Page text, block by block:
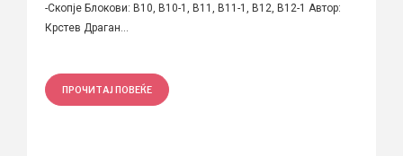
-Скопје Блокови: В10, В10-1, В11, В11-1, В12, В12-1 Автор:
Крстев Драган...
ПРОЧИТАЈ ПОВЕЌЕ